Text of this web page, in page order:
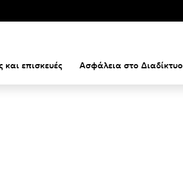
και επισκευές Ασφάλεια στο Διαδίκτυο